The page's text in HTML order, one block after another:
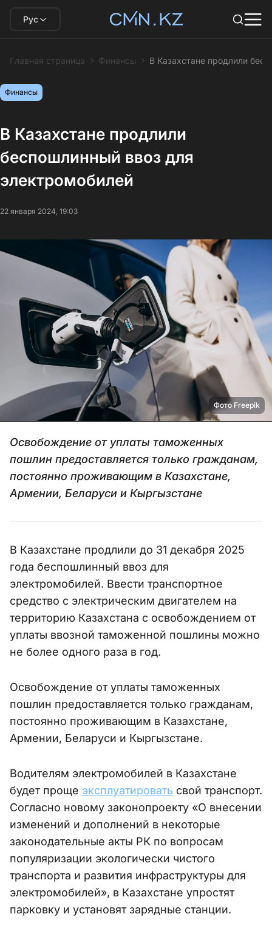
Рус
Главная страница Финансы В Казахстане продлили
Финансы
В Казахстане продлили
беспошлинный ввоз для
электромобилей
22 января 2024, 19:03
Фото Freepik
Освобождение от уплаты таможенных
пошлин предоставляется только гражданам,
постоянно проживающим в Казахстане,
Армении, Беларуси и Кыргызстане
В Казахстане продлили до 31 декабря 2025
года беспошлинный ввоз для
электромобилей. Ввести транспортное
средство с электрическим двигателем на
территорию Казахстана с освобождением от
уплаты ввозной таможенной пошлины можно
не более одного раза в год.
Освобождение от уплаты таможенных
пошлин предоставляется только гражданам,
постоянно проживающим в Казахстане,
Армении, Беларуси и Кыргызстане.
Водителям электромобилей в Казахстане
будет проще эксплуатировать свой транспорт.
Согласно новому законопроекту «О внесении
изменений и дополнений в некоторые
законодательные акты РК по вопросам
популяризации экологически чистого
транспорта и развития инфраструктуры для
электромобилей», в Казахстане упростят
парковку и установят зарядные станции.